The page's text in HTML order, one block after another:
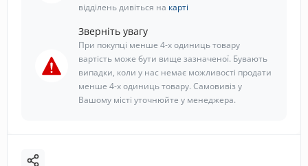
відділень дивіться на карті
Зверніть увагу
При покупці менше 4-х одиниць товару
вартість може бути вище зазначеної. Бувають
випадки, коли у нас немає можливості продати
менше 4-х одиниць товару. Самовивіз у
Вашому місті уточнюйте у менеджера.